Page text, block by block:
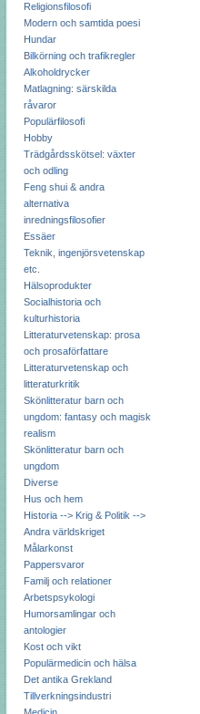
Religionsfilosofi
Modern och samtida poesi
Hundar
Bilkörning och trafikregler
Alkoholdrycker
Matlagning: särskilda
råvaror
Populärfilosofi
Hobby
Trädgårdsskötsel: växter
och odling
Feng shui & andra
alternativa
inredningsfilosofier
Essäer
Teknik, ingenjörsvetenskap
etc.
Hälsoprodukter
Socialhistoria och
kulturhistoria
Litteraturvetenskap: prosa
och prosaförfattare
Litteraturvetenskap och
litteraturkritik
Skönlitteratur barn och
ungdom: fantasy och magisk
realism
Skönlitteratur barn och
ungdom
Diverse
Hus och hem
Historia --> Krig & Politik -->
Andra världskriget
Målarkonst
Pappersvaror
Familj och relationer
Arbetspsykologi
Humorsamlingar och
antologier
Kost och vikt
Populärmedicin och hälsa
Det antika Grekland
Tillverkningsindustri